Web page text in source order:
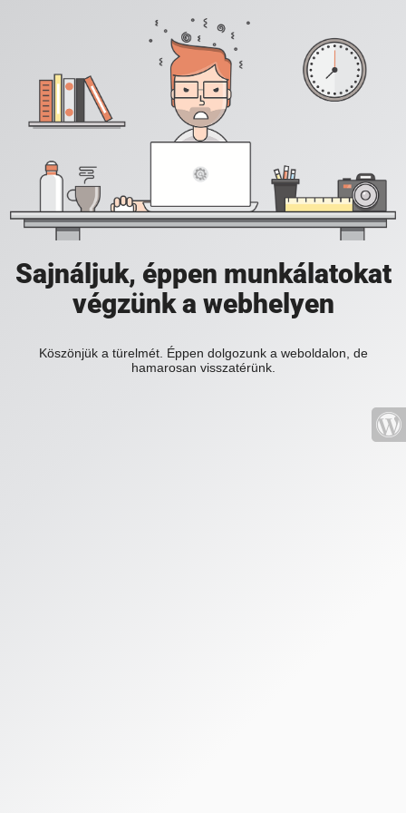
Sajnáljuk, éppen munkálatokat
végzünk a webhelyen
Köszönjük a türelmét. Éppen dolgozunk a weboldalon, de
hamarosan visszatérünk.